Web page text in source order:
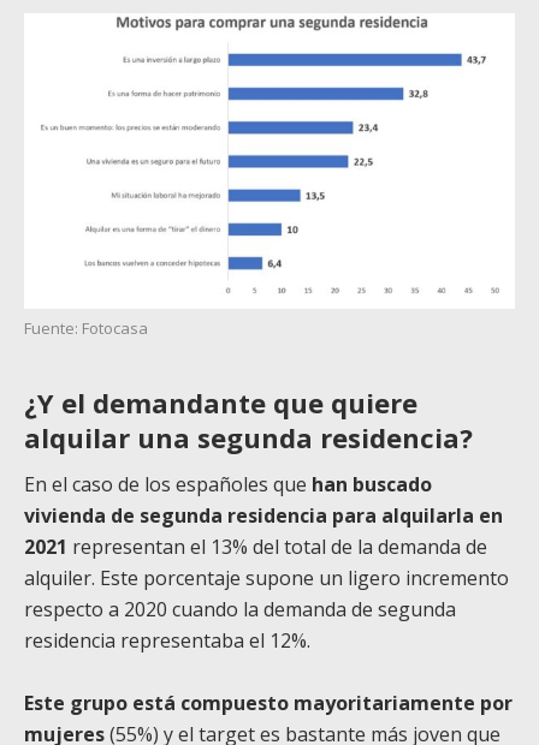
Fuente: Fotocasa
¿Y el demandante que quiere
alquilar una segunda residencia?
En el caso de los españoles que han buscado
vivienda de segunda residencia para alquilarla en
2021 representan el 13% del total de la demanda de
alquiler. Este porcentaje supone un ligero incremento
respecto a 2020 cuando la demanda de segunda
residencia representaba el 12%.
Este grupo está compuesto mayoritariamente por
mujeres(55%) y el target es bastante más joven que